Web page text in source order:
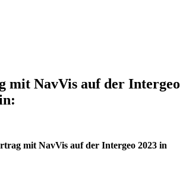
mit NavVis auf der Intergeo
mit NavVis auf der Intergeo 2023 in